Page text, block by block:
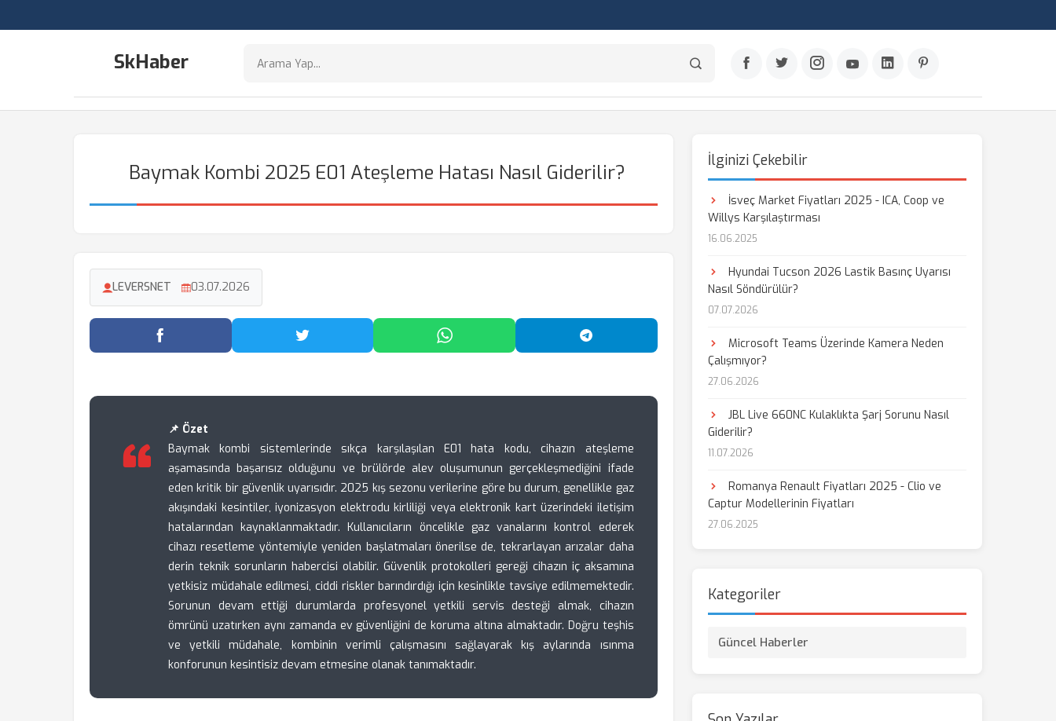
SkHaber
Baymak Kombi 2025 E01 Ateşleme Hatası Nasıl Giderilir?
LEVERSNET 03.07.2026
Facebook'ta Paylaş Twitter'da Paylaş WhatsApp'ta Paylaş Telegram'da Paylaş
📌 Özet
Baymak kombi sistemlerinde sıkça karşılaşılan E01 hata kodu, cihazın ateşleme
aşamasında başarısız olduğunu ve brülörde alev oluşumunun gerçekleşmediğini ifade
eden kritik bir güvenlik uyarısıdır. 2025 kış sezonu verilerine göre bu durum, genellikle gaz
akışındaki kesintiler, iyonizasyon elektrodu kirliliği veya elektronik kart üzerindeki iletişim
hatalarından kaynaklanmaktadır. Kullanıcıların öncelikle gaz vanalarını kontrol ederek
cihazı resetleme yöntemiyle yeniden başlatmaları önerilse de, tekrarlayan arızalar daha
derin teknik sorunların habercisi olabilir. Güvenlik protokolleri gereği cihazın iç aksamına
yetkisiz müdahale edilmesi, ciddi riskler barındırdığı için kesinlikle tavsiye edilmemektedir.
Sorunun devam ettiği durumlarda profesyonel yetkili servis desteği almak, cihazın
ömrünü uzatırken aynı zamanda ev güvenliğini de koruma altına almaktadır. Doğru teşhis
ve yetkili müdahale, kombinin verimli çalışmasını sağlayarak kış aylarında ısınma
konforunun kesintisiz devam etmesine olanak tanımaktadır.
İlginizi Çekebilir
İsveç Market Fiyatları 2025 - ICA, Coop ve
Willys Karşılaştırması
16.06.2025
Hyundai Tucson 2026 Lastik Basınç Uyarısı
Nasıl Söndürülür?
07.07.2026
Microsoft Teams Üzerinde Kamera Neden
Çalışmıyor?
27.06.2026
JBL Live 660NC Kulaklıkta Şarj Sorunu Nasıl
Giderilir?
11.07.2026
Romanya Renault Fiyatları 2025 - Clio ve
Captur Modellerinin Fiyatları
27.06.2025
Kategoriler
Güncel Haberler